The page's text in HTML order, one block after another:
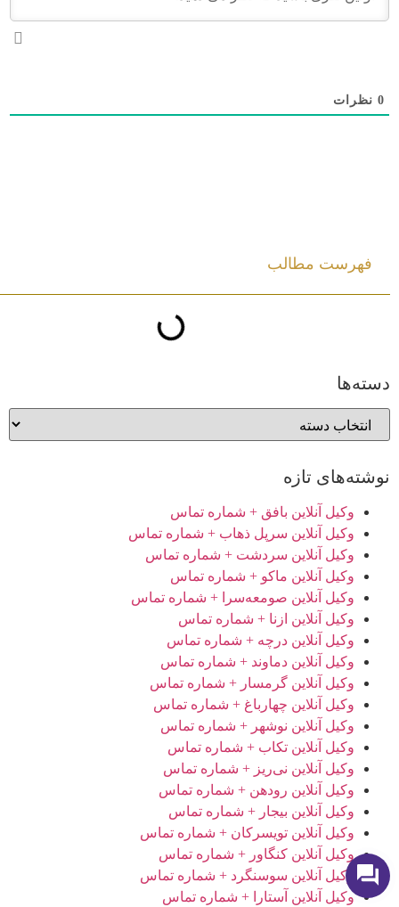
0 نظرات
فهرست مطالب
دسته‌ها
نوشته‌های تازه
وکیل آنلاین بافق + شماره تماس
وکیل آنلاین سرپل ذهاب + شماره تماس
وکیل آنلاین سردشت + شماره تماس
وکیل آنلاین ماکو + شماره تماس
وکیل آنلاین صومعه‌سرا + شماره تماس
وکیل آنلاین ازنا + شماره تماس
وکیل آنلاین درچه + شماره تماس
وکیل آنلاین دماوند + شماره تماس
وکیل آنلاین گرمسار + شماره تماس
وکیل آنلاین چهارباغ + شماره تماس
وکیل آنلاین نوشهر + شماره تماس
وکیل آنلاین تکاب + شماره تماس
وکیل آنلاین نی‌ریز + شماره تماس
وکیل آنلاین رودهن + شماره تماس
وکیل آنلاین بیجار + شماره تماس
وکیل آنلاین تویسرکان + شماره تماس
وکیل آنلاین کنگاور + شماره تماس
وکیل آنلاین سوسنگرد + شماره تماس
وکیل آنلاین آستارا + شماره تماس